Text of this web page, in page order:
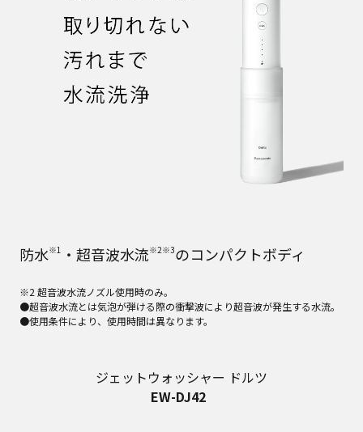
防水※1 ・超音波水流※2※3のコンパクトボディ
※2 超音波水流ノズル使用時のみ。
●超音波水流とは気泡が弾ける際の衝撃波により超音波が発生する水流。
●使用条件により、使用時間は異なります。
ジェットウォッシャー ドルツ
EW-DJ42